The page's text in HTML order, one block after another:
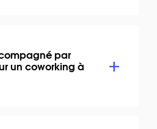
par
un coworking à